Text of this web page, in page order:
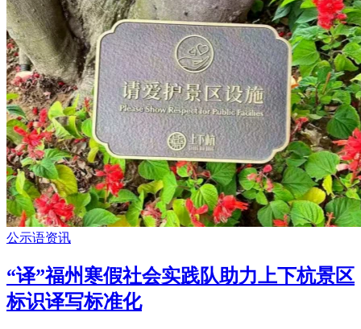
公示语资讯
“译”福州寒假社会实践队助力上下杭景区
标识译写标准化